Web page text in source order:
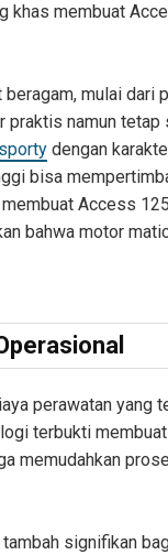
khas membuat
mulai dari
namun
dengan
bisa
Access
bahwa motor
perawatan yang
terbukti
memudahkan
signifikan